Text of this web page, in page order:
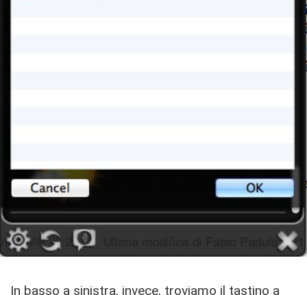
In basso a sinistra, invece, troviamo il tastino a